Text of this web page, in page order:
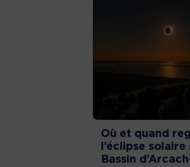
Où et quand
l’éclipse solaire
Bassin